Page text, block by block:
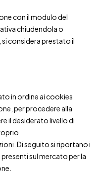
con il modulo del
chiudendola o
considera prestato il
in ordine ai cookies
per procedere alla
il desiderato livello di
Di seguito si riportano i
sul mercato per la